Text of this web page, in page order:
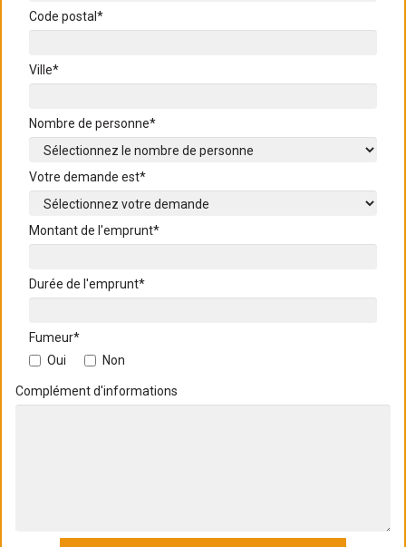
Code postal*
Ville*
Nombre de personne*
Votre demande est*
Montant de l'emprunt*
Durée de l'emprunt*
Fumeur*
Oui
Non
Complément d'informations